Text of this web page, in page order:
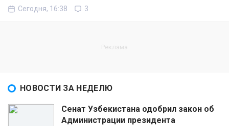
Сегодня, 16:38 3
НОВОСТИ ЗА НЕДЕЛЮ
Сенат Узбекистана одобрил закон об
Администрации президента